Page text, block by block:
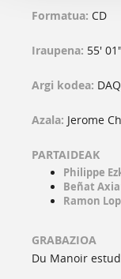
Formatua: CD
Iraupena: 55' 01"
Argi kodea:
Azala: Jerome
PARTAIDEAK
Philippe
Beñat
Ramon
GRABAZIOA
Du Manoir